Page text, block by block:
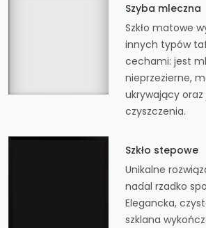
Szyba mleczna
Szkło matowe
innych typów
cechami: jest
nieprzezierne,
ukrywający oraz
czyszczenia.
Szkło stepowe
Unikalne
nadal rzadko
Elegancka,
szklana